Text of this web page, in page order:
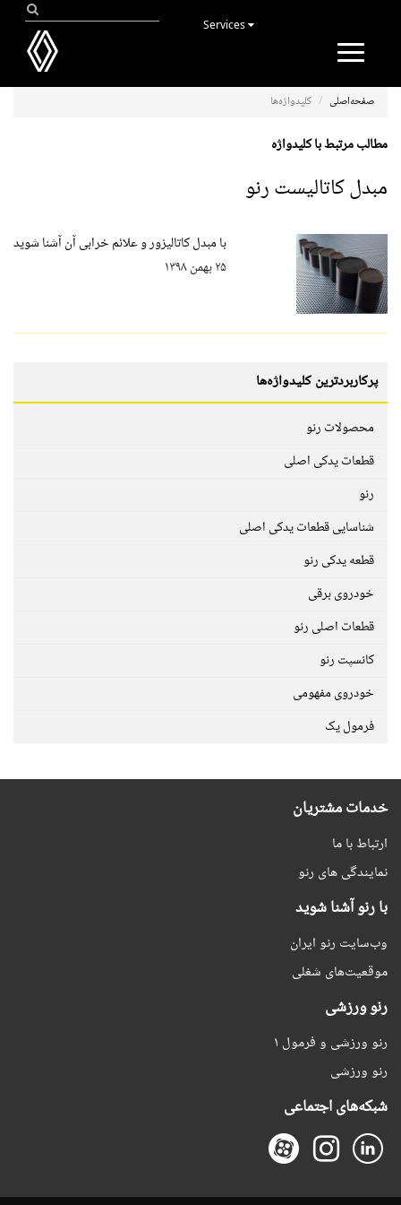
Toggle
صفحه‌اصلی کلیدواژه‌ها
مطالب مرتبط با کلیدواژه
مبدل کاتالیست رنو
با مبدل کاتالیزور و علائم خرابی آن آشنا شوید
۲۵ بهمن ۱۳۹۸
پرکاربردترین کلیدواژه‌ها
محصولات رنو
قطعات یدکی اصلی
رنو
شناسایی قطعات یدکی اصلی
قطعه یدکی رنو
خودروی برقی
قطعات اصلی رنو
کانسپت رنو
خودروی مفهومی
فرمول یک
خدمات مشتریان
ارتباط با ما
نمایندگی های رنو
با رنو آشنا شوید
وب‌سایت رنو ایران
موقعیت‌های شغلی
رنو ورزشی
رنو ورزشی و فرمول ۱
رنو ورزشی
شبکه‌های اجتماعی